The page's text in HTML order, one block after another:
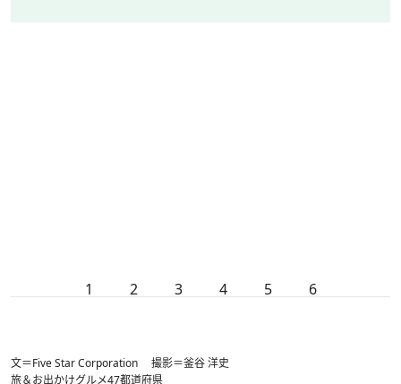
1 2 3 4 5 6
文＝Five Star Corporation 撮影＝釜谷 洋史
旅＆お出かけグルメ47都道府県